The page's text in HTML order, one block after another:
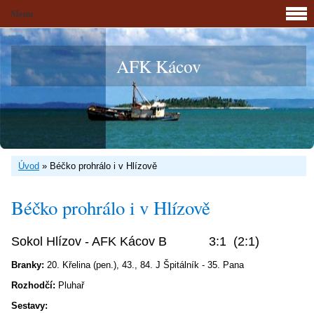
AFK Kácov
Úvod » Béčko prohrálo i v Hlízově
Béčko prohrálo i v Hlízově
Sokol Hlízov - AFK Kácov B 3:1 (2:1)
Branky: 20. Křelina (pen.), 43., 84. J Špitálník - 35. Pana
Rozhodčí: Pluhař
Sestavy:
Menu